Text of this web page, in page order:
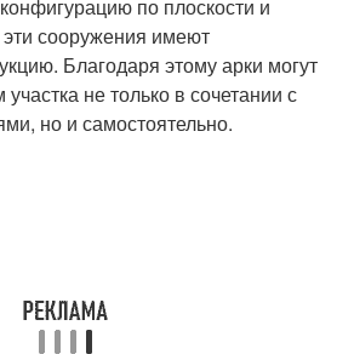
по плоскости и
сооружения имеют
Благодаря этому арки могут
не только в сочетании с
но и самостоятельно.